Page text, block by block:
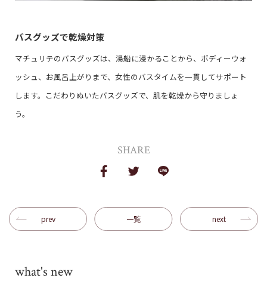
バスグッズで乾燥対策
マチュリテのバスグッズは、湯船に浸かることから、ボディーウォ
ッシュ、お風呂上がりまで、女性のバスタイムを一貫してサポート
します。こだわりぬいたバスグッズで、肌を乾燥から守りましょ
う。
SHARE
prev next
一覧
what's new